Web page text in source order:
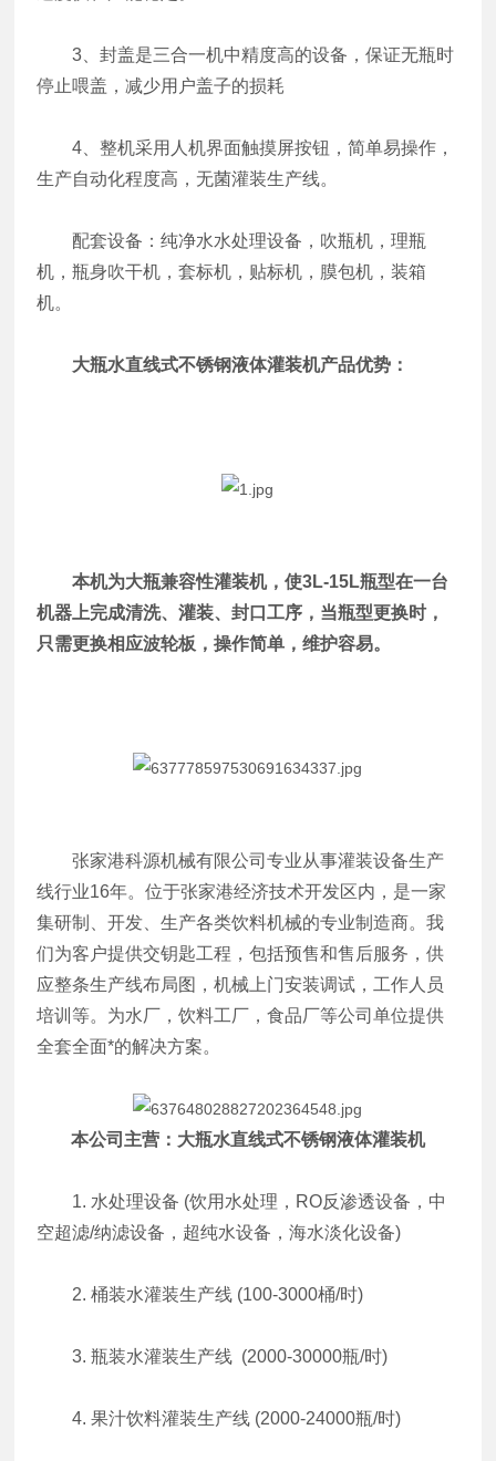
3、封盖是三合一机中精度高的设备，保证无瓶时
停止喂盖，减少用户盖子的损耗
4、整机采用人机界面触摸屏按钮，简单易操作，
生产自动化程度高，无菌灌装生产线。
配套设备：纯净水水处理设备，吹瓶机，理瓶
机，瓶身吹干机，套标机，贴标机，膜包机，装箱
机。
大瓶水直线式不锈钢液体灌装机产品优势：
本机为大瓶兼容性灌装机，使3L-15L瓶型在一台
机器上完成清洗、灌装、封口工序，当瓶型更换时，
只需更换相应波轮板，操作简单，维护容易。
张家港科源机械有限公司专业从事灌装设备生产
线行业16年。位于张家港经济技术开发区内，是一家
集研制、开发、生产各类饮料机械的专业制造商。我
们为客户提供交钥匙工程，包括预售和售后服务，供
应整条生产线布局图，机械上门安装调试，工作人员
培训等。为水厂，饮料工厂，食品厂等公司单位提供
全套全面*的解决方案。
本公司主营： 大瓶水直线式不锈钢液体灌装机
1. 水处理设备 (饮用水处理，RO反渗透设备，中
空超滤/纳滤设备，超纯水设备，海水淡化设备)
2. 桶装水灌装生产线 (100-3000桶/时)
3. 瓶装水灌装生产线 (2000-30000瓶/时)
4. 果汁饮料灌装生产线 (2000-24000瓶/时)